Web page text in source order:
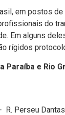
em postos
do
Em alguns
rígidos
Paraíba e Rio
R. Perseu